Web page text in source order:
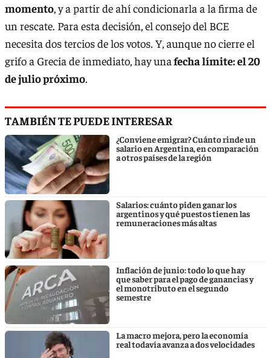
momento , y a partir de ahí condicionarla a la firma de
un rescate. Para esta decisión, el consejo del BCE
necesita dos tercios de los votos. Y, aunque no cierre el
grifo a Grecia de inmediato, hay unafecha límite: el 20
de julio próximo.
TAMBIÉN TE PUEDE INTERESAR
¿Conviene emigrar? Cuánto rinde un
salario en Argentina, en comparación
a otros países de la región
Salarios: cuánto piden ganar los
argentinos y qué puestos tienen las
remuneraciones más altas
Inflación de junio: todo lo que hay
que saber para el pago de ganancias y
el monotributo en el segundo
semestre
La macro mejora, pero la economía
real todavía avanza a dos velocidades